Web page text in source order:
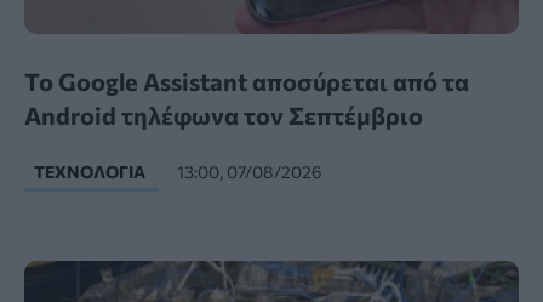
Το Google Assistant αποσύρεται από τα
Android τηλέφωνα τον Σεπτέμβριο
ΤΕΧΝΟΛΟΓΊΑ 13:00, 07/08/2026